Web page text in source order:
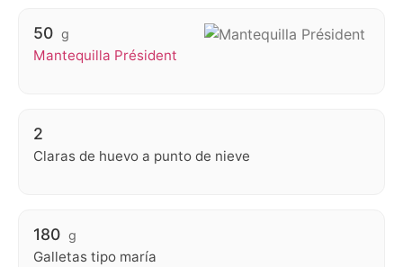
50 g
Mantequilla Président
2
Claras de huevo a punto de nieve
180 g
Galletas tipo maría